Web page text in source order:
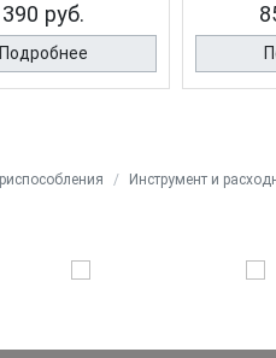
390 руб.
Подробнее
Инструмент и